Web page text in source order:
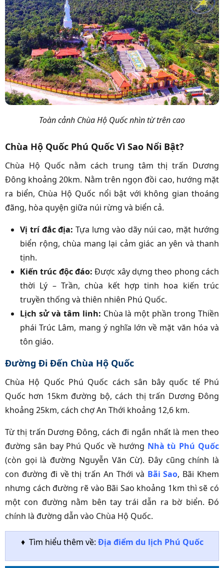
Toàn cảnh Chùa Hộ Quốc nhìn từ trên cao
Chùa Hộ Quốc Phú Quốc Vì Sao Nổi Bật?
Chùa Hộ Quốc nằm cách trung tâm thị trấn Dương
Đông khoảng 20km. Nằm trên ngọn đồi cao, hướng mặt
ra biển, Chùa Hộ Quốc nổi bật với không gian thoáng
đãng, hòa quyện giữa núi rừng và biển cả.
Vị trí đắc địa: Tựa lưng vào dãy núi cao, mặt hướng
biển rộng, chùa mang lại cảm giác an yên và thanh
tịnh.
Kiến trúc độc đáo: Được xây dựng theo phong cách
thời Lý – Trần, chùa kết hợp tinh hoa kiến trúc
truyền thống và thiên nhiên Phú Quốc.
Lịch sử và tâm linh: Chùa là một phần trong Thiền
phái Trúc Lâm, mang ý nghĩa lớn về mặt văn hóa và
tôn giáo.
Đường Đi Đến Chùa Hộ Quốc
Chùa Hộ Quốc Phú Quốc cách sân bây quốc tế Phú
Quốc hơn 15km đường bộ, cách thị trấn Dương Đông
khoảng 25km, cách chợ An Thới khoảng 12,6 km.
Từ thị trấn Dương Đông, cách đi ngắn nhất là men theo
đường sân bay Phú Quốc về hướng Nhà tù Phú Quốc
(còn gọi là đường Nguyễn Văn Cừ). Đây cũng chính là
con đường đi về thị trấn An Thới và Bãi Sao, Bãi Khem
nhưng cách đường rẽ vào Bãi Sao khoảng 1km thì sẽ có
một con đường nằm bên tay trái dẫn ra bờ biển. Đó
chính là đường dẫn vào Chùa Hộ Quốc.
♦ Tìm hiểu thêm về: Địa điểm du lịch Phú Quốc